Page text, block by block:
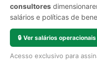
consultores
salários e políticas de
🔒 Ver salários operacionais
Acesso exclusivo para